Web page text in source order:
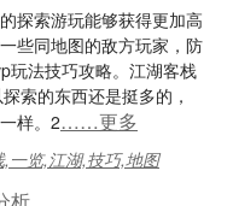
探索游玩能够获得更加高
些同地图的敌方玩家，防
玩法技巧攻略。江湖客栈
索的东西还是挺多的，
样。2……更多
一览,江湖,技巧,地图